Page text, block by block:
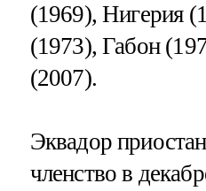
(1969), Нигерия
(1973), Габон
(2007).
Эквадор
членство в